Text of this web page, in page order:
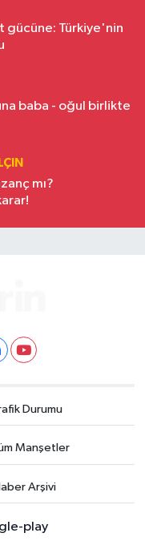
gücüne: Türkiye'nin
baba - oğul birlikte
mı?
Durumu
Manşetler
Arşivi